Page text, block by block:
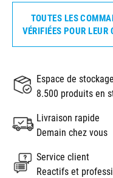
TOUTES LES
VÉRIFIÉES POUR
Espace de stockage
8.500 produits en
Livraison rapide
Demain chez vous
Service client
Reactifs et